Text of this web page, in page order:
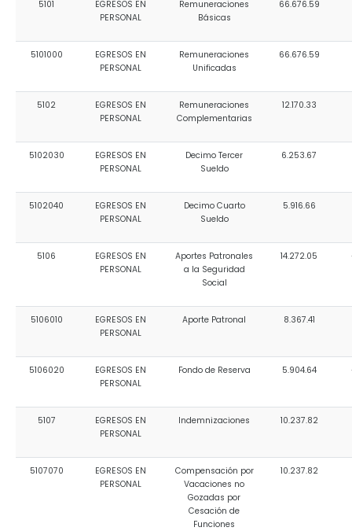
Convocatorias
GESTIÓN ADMINISTRATIVA
Plan Anual Contratación - PAC
Convenios Institucionales
PRESUPUESTO: EJECUCIÓN Y REPORTES
Cédulas presupuestarias y balances
Procesos de contratación
Obras y proyectos
5101
EGRESOS EN
PERSONAL
Remuneraciones
Básicas
66.676.59
5101000
EGRESOS EN
PERSONAL
Remuneraciones
Unificadas
66.676.59
5102
EGRESOS EN
PERSONAL
Remuneraciones
Complementarias
12.170.33
5102030
EGRESOS EN
PERSONAL
Decimo Tercer
Sueldo
6.253.67
5102040
EGRESOS EN
PERSONAL
Decimo Cuarto
Sueldo
5.916.66
5106
EGRESOS EN
PERSONAL
Aportes Patronales
a la Seguridad
Social
14.272.05
5106010
EGRESOS EN
PERSONAL
Aporte Patronal 8.367.41
5106020
EGRESOS EN
PERSONAL
Fondo de Reserva 5.904.64
5107
EGRESOS EN
PERSONAL
Indemnizaciones 10.237.82
5107070
EGRESOS EN
PERSONAL
Compensación por
Vacaciones no
Gozadas por
Cesación de
Funciones
10.237.82